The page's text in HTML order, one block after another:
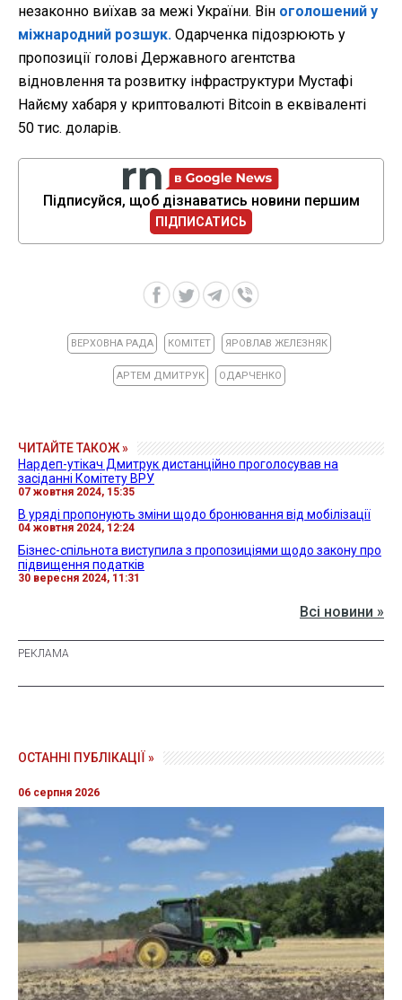
незаконно виїхав за межі України. Він оголошений у
міжнародний розшук. Одарченка підозрюють у
пропозиції голові Державного агентства
відновлення та розвитку інфраструктури Мустафі
Найєму хабаря у криптовалюті Bitcoin в еквіваленті
50 тис. доларів.
Підписуйся, щоб дізнаватись новини першим
ПІДПИСАТИСЬ
ВЕРХОВНА РАДА КОМІТЕТ ЯРОВЛАВ ЖЕЛЕЗНЯК
АРТЕМ ДМИТРУК ОДАРЧЕНКО
ЧИТАЙТЕ ТАКОЖ »
Нардеп-утікач Дмитрук дистанційно проголосував на
засіданні Комітету ВРУ
07 жовтня 2024, 15:35
В уряді пропонують зміни щодо бронювання від мобілізації
04 жовтня 2024, 12:24
Бізнес-спільнота виступила з пропозиціями щодо закону про
підвищення податків
30 вересня 2024, 11:31
Всі новини »
ОСТАННІ ПУБЛІКАЦІЇ »
06 серпня 2026